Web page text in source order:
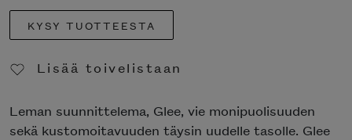
KYSY TUOTTEESTA
Lisää toivelistaan
Leman suunnittelema, Glee, vie monipuolisuuden
sekä kustomoitavuuden täysin uudelle tasolle. Glee